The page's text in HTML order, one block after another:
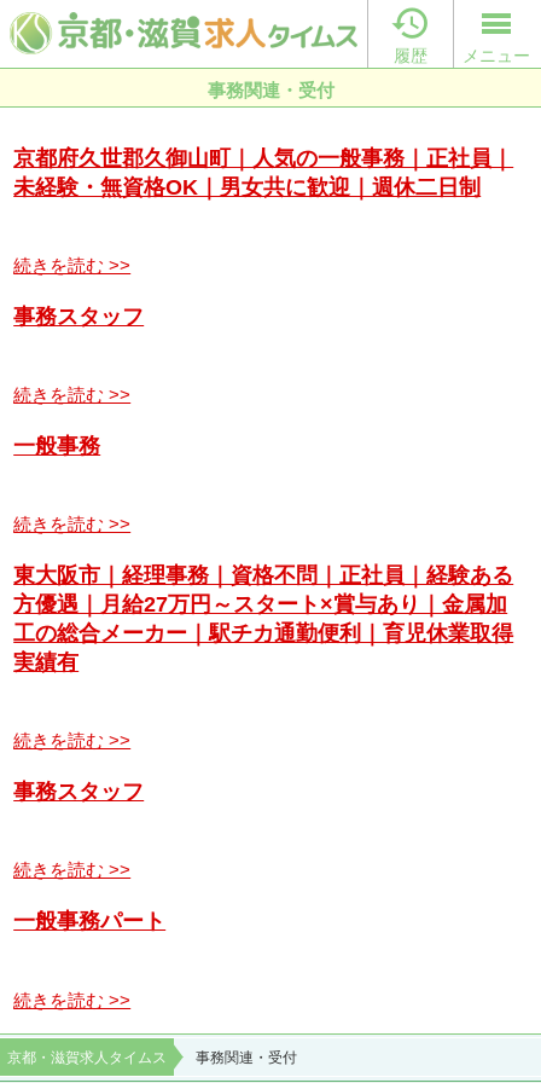

履歴 メニュー
事務関連・受付
京都府久世郡久御山町｜人気の一般事務｜正社員｜
未経験・無資格OK｜男女共に歓迎｜週休二日制
続きを読む >>
事務スタッフ
続きを読む >>
一般事務
続きを読む >>
東大阪市｜経理事務｜資格不問｜正社員｜経験ある
方優遇｜月給27万円～スタート×賞与あり｜金属加
工の総合メーカー｜駅チカ通勤便利｜育児休業取得
実績有
続きを読む >>
事務スタッフ
続きを読む >>
一般事務パート
続きを読む >>
京都・滋賀求人タイムス 事務関連・受付